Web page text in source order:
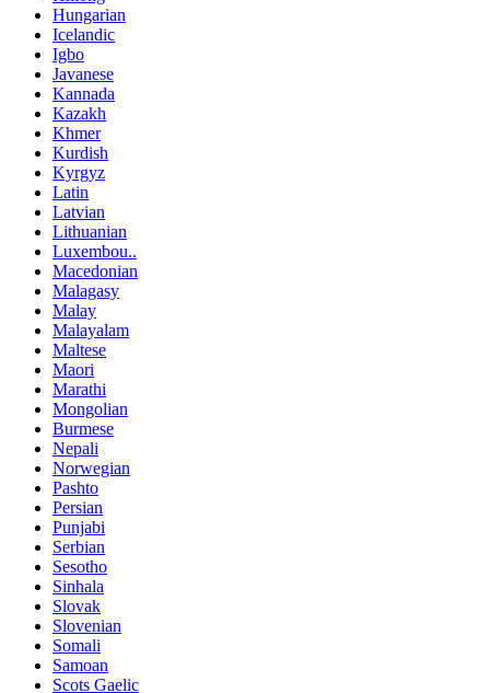
Hungarian
Icelandic
Igbo
Javanese
Kannada
Kazakh
Khmer
Kurdish
Kyrgyz
Latin
Latvian
Lithuanian
Luxembou..
Macedonian
Malagasy
Malay
Malayalam
Maltese
Maori
Marathi
Mongolian
Burmese
Nepali
Norwegian
Pashto
Persian
Punjabi
Serbian
Sesotho
Sinhala
Slovak
Slovenian
Somali
Samoan
Scots Gaelic